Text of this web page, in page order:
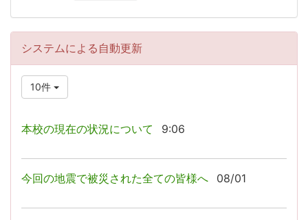
システムによる自動更新
10件
本校の現在の状況について 9:06
今回の地震で被災された全ての皆様へ 08/01